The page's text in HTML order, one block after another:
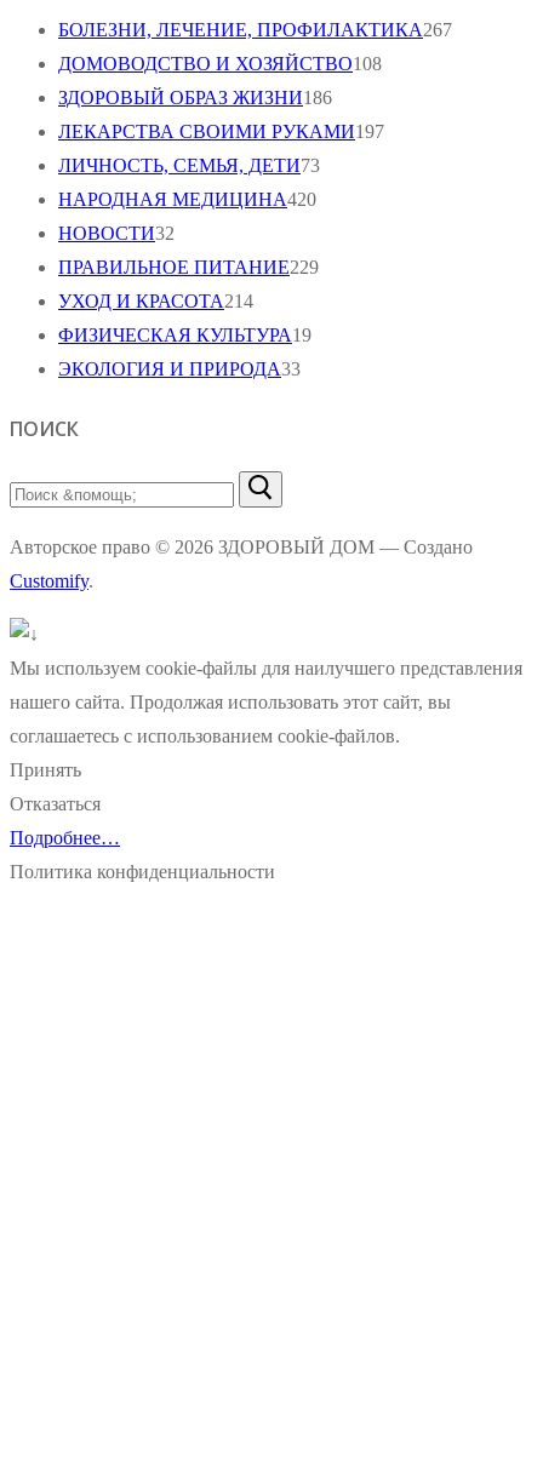
БОЛЕЗНИ, ЛЕЧЕНИЕ, ПРОФИЛАКТИКА267
ДОМОВОДСТВО И ХОЗЯЙСТВО108
ЗДОРОВЫЙ ОБРАЗ ЖИЗНИ186
ЛЕКАРСТВА СВОИМИ РУКАМИ197
ЛИЧНОСТЬ, СЕМЬЯ, ДЕТИ73
НАРОДНАЯ МЕДИЦИНА420
НОВОСТИ32
ПРАВИЛЬНОЕ ПИТАНИЕ229
УХОД И КРАСОТА214
ФИЗИЧЕСКАЯ КУЛЬТУРА19
ЭКОЛОГИЯ И ПРИРОДА33
ПОИСК
Найти:
Авторское право © 2026 ЗДОРОВЫЙ ДОМ — Создано
Customify.
Мы используем cookie-файлы для наилучшего представления
нашего сайта. Продолжая использовать этот сайт, вы
соглашаетесь с использованием cookie-файлов.
Принять
Отказаться
Подробнее…
Политика конфиденциальности